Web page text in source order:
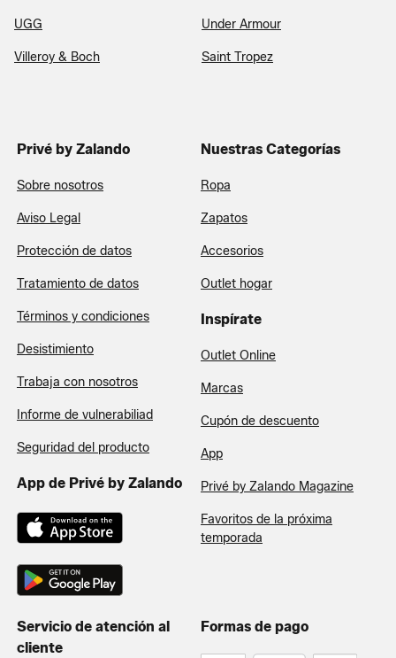
UGG Under Armour
Villeroy & Boch Saint Tropez
Privé by Zalando
Sobre nosotros
Aviso Legal
Protección de datos
Tratamiento de datos
Términos y condiciones
Desistimiento
Trabaja con nosotros
Informe de vulnerabiliad
Seguridad del producto
App de Privé by Zalando
Nuestras Categorías
Ropa
Zapatos
Accesorios
Outlet hogar
Inspírate
Outlet Online
Marcas
Cupón de descuento
App
Privé by Zalando Magazine
Favoritos de la próxima
temporada
Servicio de atención al
cliente
Formas de pago